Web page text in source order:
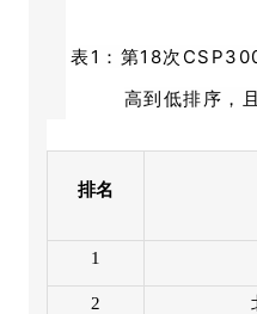
表1：第18次
高到低排序，
排名
1
2